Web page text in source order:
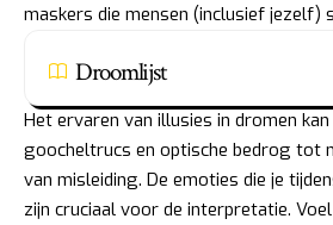
maskers die mensen (inclusief jezelf)
Droomlijst
Het ervaren van illusies in dromen
goocheltrucs en optische bedrog tot
van misleiding. De emoties die je
zijn cruciaal voor de interpretatie.